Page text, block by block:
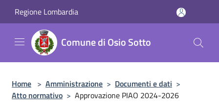
Regione Lombardia
Comune di Osio Sotto
Home > Amministrazione > Documenti e dati >
Atto normativo > Approvazione PIAO 2024-2026